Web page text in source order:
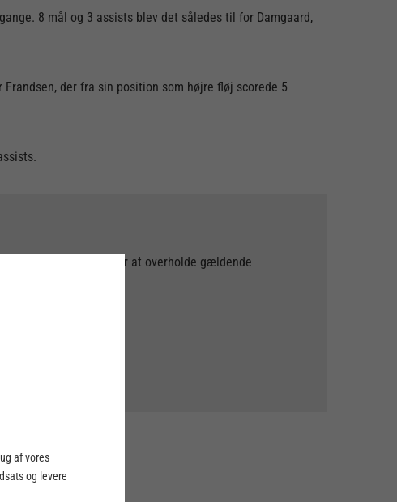
8 mål og 3 assists blev det således til for Damgaard,
der fra sin position som højre fløj scorede 5
er truffet for at overholde gældende
for elementet.
af vores
og levere